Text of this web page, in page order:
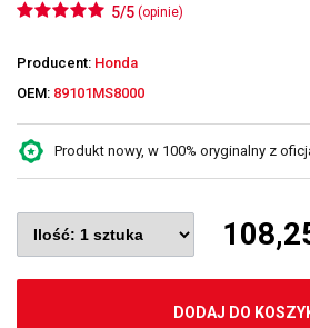
5/5 (opinie)
Producent: Honda
OEM: 89101MS8000
Produkt nowy, w 100% oryginalny z
DODAJ DO